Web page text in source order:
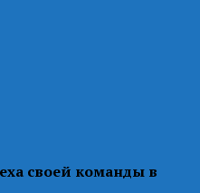
своей команды в